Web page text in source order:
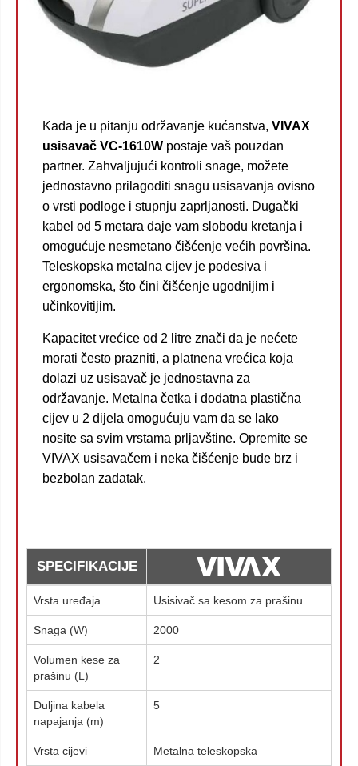
Kada je u pitanju održavanje kućanstva, VIVAX
usisavač VC-1610W postaje vaš pouzdan
partner. Zahvaljujući kontroli snage, možete
jednostavno prilagoditi snagu usisavanja ovisno
o vrsti podloge i stupnju zaprljanosti. Dugački
kabel od 5 metara daje vam slobodu kretanja i
omogućuje nesmetano čišćenje većih površina.
Teleskopska metalna cijev je podesiva i
ergonomska, što čini čišćenje ugodnijim i
učinkovitijim.
Kapacitet vrećice od 2 litre znači da je nećete
morati često prazniti, a platnena vrećica koja
dolazi uz usisavač je jednostavna za
održavanje. Metalna četka i dodatna plastična
cijev u 2 dijela omogućuju vam da se lako
nosite sa svim vrstama prljavštine. Opremite se
VIVAX usisavačem i neka čišćenje bude brz i
bezbolan zadatak.
SPECIFIKACIJE
Vrsta uređaja Usisivač sa kesom za prašinu
Snaga (W) 2000
Volumen kese za
prašinu (L)
2
Duljina kabela
napajanja (m)
5
Vrsta cijevi Metalna teleskopska